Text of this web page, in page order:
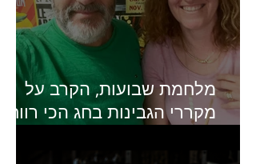
מלחמת שבועות, הקרב על
מקררי הגבינות בחג הכי רווחי
סמנכ״לית השיווק והמכירות